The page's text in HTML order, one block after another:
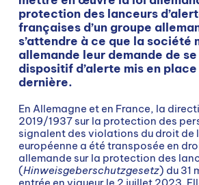
protection des lanceurs
françaises d’un groupe
s’attendre à ce que la société
allemande leur demande de
dispositif d’alerte mis en
dernière.
En Allemagne et en France, la
2019/1937 sur la protection des
signalent des violations du droit de
européenne a été transposée en
allemande sur la protection des
(Hinweisgeberschutzgesetz) du 31